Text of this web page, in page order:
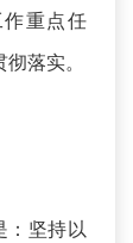
重点任
落实。
：坚持以